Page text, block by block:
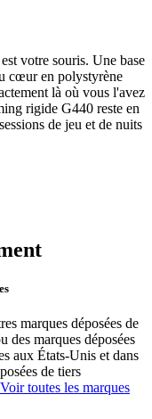
votre souris. Une base
cœur en polystyrène
là où vous l'avez
rigide G440 reste en
de jeu et de nuits
marques déposées de
des marques déposées
aux États-Unis et dans
de tiers
Voir toutes les marques